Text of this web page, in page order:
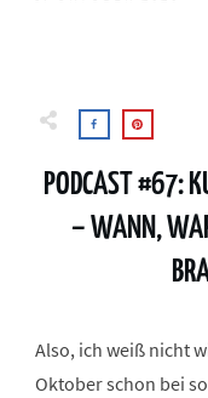
PODCAST #67:
– WANN,
Also, ich weiß nicht
Oktober schon bei